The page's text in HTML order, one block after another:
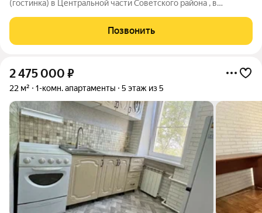
(гостинка) в Центральной части Советского района , в
Воробьева (Юго-Восток 2) , с косметическим ремонтом в
отличном состоянии. Дом кирпичный -
Позвонить
2 475 000 ₽
22 м² 1-комн. апартаменты 5 этаж из 5